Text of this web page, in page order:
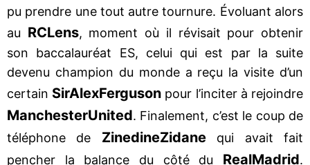
pu prendre une tout autre tournure. Évoluant alors
au RCLens, moment où il révisait pour obtenir
son baccalauréat ES, celui qui est par la suite
devenu champion du monde a reçu la visite d’un
certain SirAlexFerguson pour l’inciter à rejoindre
ManchesterUnited. Finalement, c’est le coup de
téléphone de ZinedineZidanequi avait fait
pencher la balance du côté du RealMadrid.